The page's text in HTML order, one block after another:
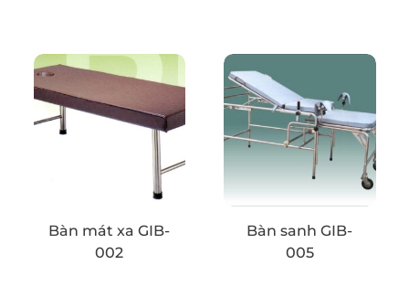
Bàn mát xa GIB-
002
Bàn sanh GIB-
005